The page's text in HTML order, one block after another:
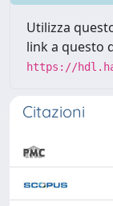
Utilizza
link a questo
https://
Citazioni